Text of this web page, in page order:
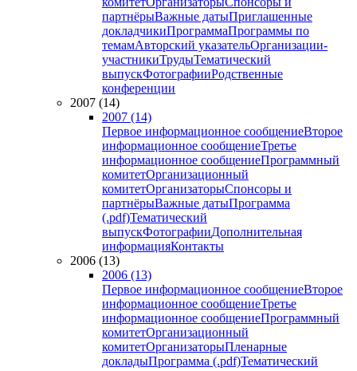
партнёрыВажные датыПриглашенные
докладчикиПрограммаПрограммы по
темамАвторский указательОрганизации-
участникиТрудыТематический
выпускФотографииРодственные
конференции
2007 (14)
2007 (14)
Первое информационное сообщениеВторое
информационное сообщениеТретье
информационное сообщениеПрограммный
комитетОрганизационный
комитетОрганизаторыСпонсоры и
партнёрыВажные датыПрограмма
(.pdf)Тематический
выпускФотографииДополнительная
информацияКонтакты
2006 (13)
2006 (13)
Первое информационное сообщениеВторое
информационное сообщениеТретье
информационное сообщениеПрограммный
комитетОрганизационный
комитетОрганизаторыПленарные
докладыПрограмма (.pdf)Тематический